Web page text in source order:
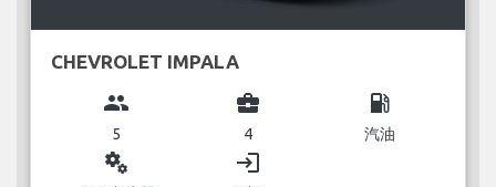
CHEVROLET IMPALA
group
5
business_center
4
local_gas_station
汽油
miscellaneous_services login